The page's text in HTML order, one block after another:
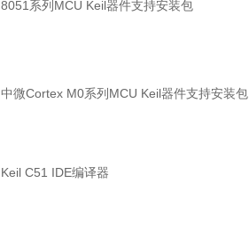
8051系列MCU Keil器件支持安装包
中微Cortex M0系列MCU Keil器件支持安装包
Keil C51 IDE编译器